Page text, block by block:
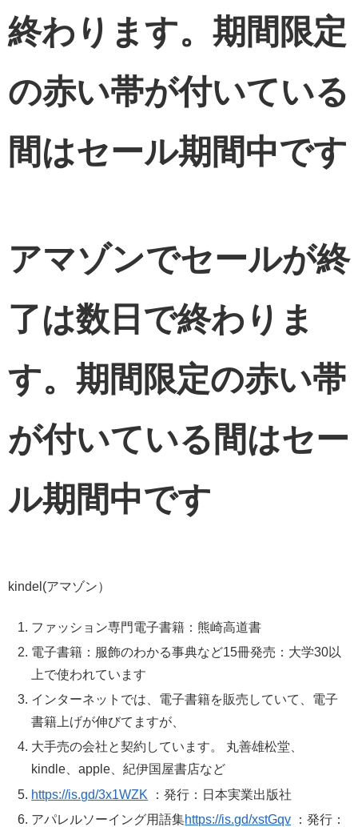
終わります。期間限定
の赤い帯が付いている
間はセール期間中です
アマゾンでセールが終
了は数日で終わりま
す。期間限定の赤い帯
が付いている間はセー
ル期間中です
kindel(アマゾン）
ファッション専門電子書籍：熊崎高道書
電子書籍：服飾のわかる事典など15冊発売：大学30以
上で使われています
インターネットでは、電子書籍を販売していて、電子
書籍上げが伸びてますが、
大手売の会社と契約しています。 丸善雄松堂、
kindle、apple、紀伊国屋書店など
https://is.gd/3x1WZK ：発行：日本実業出版社
アパレルソーイング用語集https://is.gd/xstGqv ：発行：